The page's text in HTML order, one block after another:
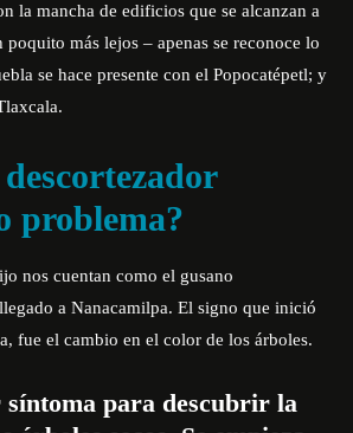
la mancha de edificios que se alcanzan a
más lejos – apenas se reconoce lo
se hace presente con el Popocatépetl; y
problema?
nos cuentan como el gusano
a Nanacamilpa. El signo que inició
fue el cambio en el color de los árboles.
para descubrir la